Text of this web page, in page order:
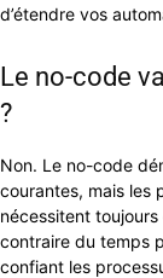
d’étendre vos
Le no-code
?
Non. Le no-code
courantes, mais les
nécessitent
contraire du temps
confiant les